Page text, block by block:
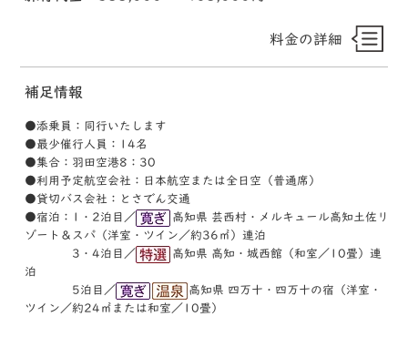
料金の詳細
補足情報
●添乗員：同行いたします
●最少催行人員：14名
●集合：羽田空港8：30
●利用予定航空会社：日本航空または全日空（普通席）
●貸切バス会社：とさでん交通
●宿泊：1・2泊目／
高知県 芸西村・メルキュール高知土佐リ
ゾート＆スパ（洋室・ツイン／約36㎡）連泊
3・4泊目／
高知県 高知・城西館（和室／10畳）連
泊
5泊目／
高知県 四万十・四万十の宿（洋室・
ツイン／約24㎡または和室／10畳）